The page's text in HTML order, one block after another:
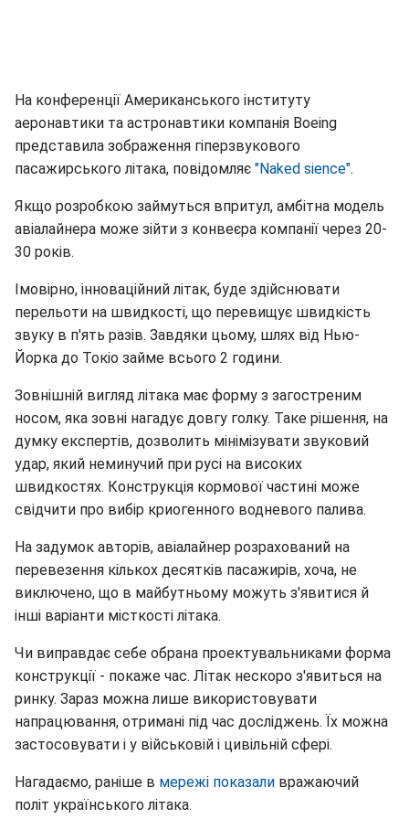
На конференції Американського інституту
аеронавтики та астронавтики компанія Boeing
представила зображення гіперзвукового
пасажирського літака, повідомляє "Naked sience".
Якщо розробкою займуться впритул, амбітна модель
авіалайнера може зійти з конвеєра компанії через 20-
30 років.
Імовірно, інноваційний літак, буде здійснювати
перельоти на швидкості, що перевищує швидкість
звуку в п'ять разів. Завдяки цьому, шлях від Нью-
Йорка до Токіо займе всього 2 години.
Зовнішній вигляд літака має форму з загостреним
носом, яка зовні нагадує довгу голку. Таке рішення, на
думку експертів, дозволить мінімізувати звуковий
удар, який неминучий при русі на високих
швидкостях. Конструкція кормової частині може
свідчити про вибір криогенного водневого палива.
На задумок авторів, авіалайнер розрахований на
перевезення кількох десятків пасажирів, хоча, не
виключено, що в майбутньому можуть з'явитися й
інші варіанти місткості літака.
Чи виправдає себе обрана проектувальниками форма
конструкції - покаже час. Літак нескоро з'явиться на
ринку. Зараз можна лише використовувати
напрацювання, отримані під час досліджень. Їх можна
застосовувати і у військовій і цивільній сфері.
Нагадаємо, раніше в мережі показали вражаючий
політ українського літака.